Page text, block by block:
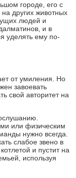
городе, его с
на других животных
людей и
и в
уделять ему по-
от умиления. Но
завоевать
свой авторитет на
или физическим
нужно всегда.
слабое звено в
и пустит на
используя